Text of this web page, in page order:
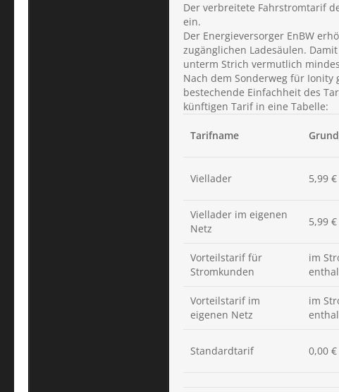
Der verbreitete Fahrstromtarif
ein.
Der Energieversorger EnBW
zugänglichen Ladesäulen.
unterm Strich vermutlich
Nach dem Sonderweg für
bestechende Einfachheit des
künftigen Tarif in eine Tabelle:
Tarifname
Viellader 5,99 €
Viellader im eigenen
Netz
5,99 €
Vorteilstarif für
Stromkunden
im
Vorteilstarif im
eigenen Netz
im
Standardtarif 0,00 €